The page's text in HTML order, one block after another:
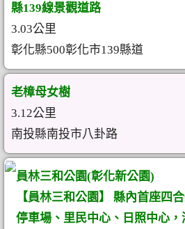
縣139線景觀道路
3.03公里
彰化縣500彰化市139縣道
老樟母女樹
3.12公里
南投縣南投市八卦路
員林三和公園(彰化新公園)
【員林三和公園】 縣內首座四
停車場、里民中心、日照中心